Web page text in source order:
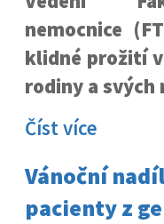
nemocnice
klidné prožití
rodiny a svých
Číst více
Vánoční
pacienty z